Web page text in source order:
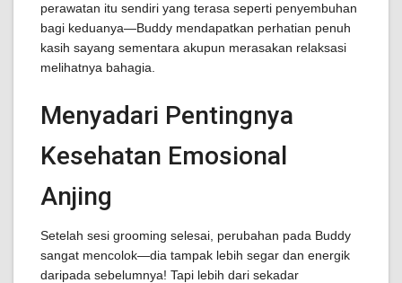
perawatan itu sendiri yang terasa seperti penyembuhan
bagi keduanya—Buddy mendapatkan perhatian penuh
kasih sayang sementara akupun merasakan relaksasi
melihatnya bahagia.
Menyadari Pentingnya
Kesehatan Emosional
Anjing
Setelah sesi grooming selesai, perubahan pada Buddy
sangat mencolok—dia tampak lebih segar dan energik
daripada sebelumnya! Tapi lebih dari sekadar